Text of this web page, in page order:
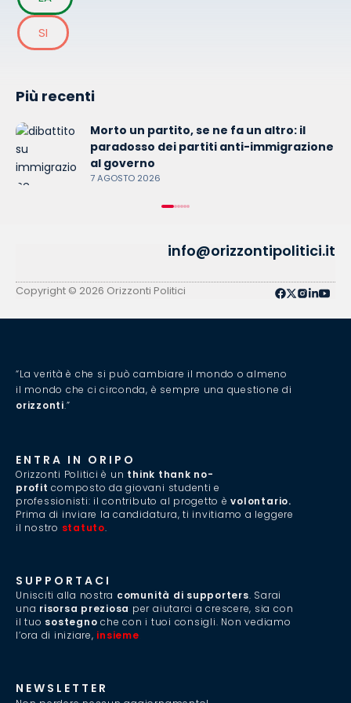
SI
Più recenti
Morto un partito, se ne fa un altro: il
paradosso dei partiti anti-immigrazione
al governo
7 AGOSTO 2026
info@orizzontipolitici.it
Copyright © 2026 Orizzonti Politici
“La verità è che si può cambiare il mondo o almeno
il mondo che ci circonda, è sempre una questione di
orizzonti.”
ENTRA IN ORIPO
Orizzonti Politici è un think thank no-
profit composto da giovani studenti e
professionisti: il contributo al progetto èvolontario.
Prima di inviare la candidatura, ti invitiamo a leggere
il nostro statuto.
SUPPORTACI
Unisciti alla nostra comunità di supporters. Sarai
una risorsa preziosa per aiutarci a crescere, sia con
il tuo sostegno che con i tuoi consigli. Non vediamo
l’ora di iniziare, insieme
NEWSLETTER